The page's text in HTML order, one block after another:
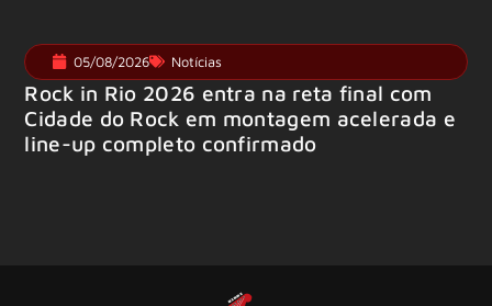
05/08/2026 Notícias
Rock in Rio 2026 entra na reta final com
Cidade do Rock em montagem acelerada e
line-up completo confirmado